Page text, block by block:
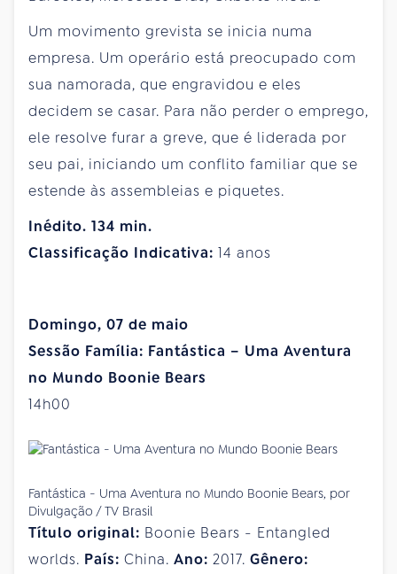
Um movimento grevista se inicia numa
empresa. Um operário está preocupado com
sua namorada, que engravidou e eles
decidem se casar. Para não perder o emprego,
ele resolve furar a greve, que é liderada por
seu pai, iniciando um conflito familiar que se
estende às assembleias e piquetes.
Inédito. 134 min.
Classificação Indicativa: 14 anos
Domingo, 07 de maio
Sessão Família: Fantástica – Uma Aventura
no Mundo Boonie Bears
14h00
Fantástica - Uma Aventura no Mundo Boonie Bears, por
Divulgação / TV Brasil
Título original: Boonie Bears - Entangled
worlds. País: China. Ano: 2017. Gênero: